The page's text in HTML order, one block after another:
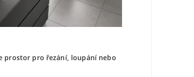
prostor pro řezání, loupání nebo